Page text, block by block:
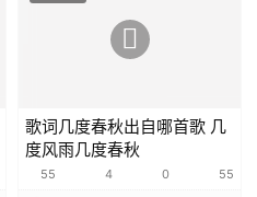
歌词几度春秋出自哪首歌 几
度风雨几度春秋
55 4 0 55